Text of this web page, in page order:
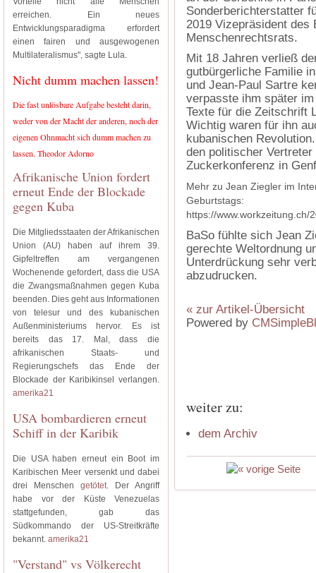
erreichen. Ein neues
Entwicklungsparadigma erfordert
einen fairen und ausgewogenen
Multilateralismus", sagte Lula.
Nicht dumm machen lassen!
Die fast unlösbare Aufgabe besteht darin,
weder von der Macht der anderen, noch der
eigenen Ohnmacht sich dumm machen zu
lassen. Theodor Adorno
Afrikanische Union fordert
erneut Ende der Blockade
gegen Kuba
Die Mitgliedsstaaten der Afrikanischen
Union (AU) haben auf ihrem 39.
Gipfeltreffen am vergangenen
Wochenende gefordert, dass die USA
die Zwangsmaßnahmen gegen Kuba
beenden. Dies geht aus Informationen
von telesur und des kubanischen
Außenministeriums hervor. Es ist
bereits das 17. Mal, dass die
afrikanischen Staats- und
Regierungschefs das Ende der
Blockade der Karibikinsel verlangen.
amerika21
USA bombardieren erneut
Schiff in der Karibik
Die USA haben erneut ein Boot im
Karibischen Meer versenkt und dabei
drei Menschen getötet. Der Angriff
habe vor der Küste Venezuelas
stattgefunden, gab das
Südkommando der US-Streitkräfte
bekannt. amerika21
"Verstand" vs Völkerecht
Sonderberichterstatter
2019 Vizepräsident des
Menschenrechtsrats.
Mit 18 Jahren verließ
gutbürgerliche Familie
und Jean-Paul Sartre
verpasste ihm später
Texte für die Zeitschrift
Wichtig waren für ihn
kubanischen
den politischer
Zuckerkonferenz in
Mehr zu Jean Ziegler im
Geburtstags:
https://
BaSo fühlte sich Jean
gerechte Weltordnung
Unterdrückung sehr
abzudrucken.
« zur Artikel-Übersicht
Powered by
weiter zu:
dem Archiv